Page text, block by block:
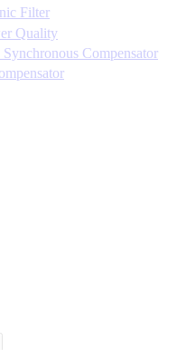
Filter
Quality
Synchronous Compensator